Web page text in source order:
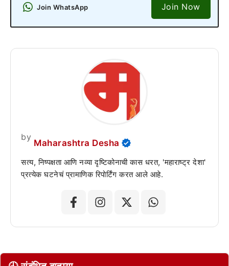
Join WhatsApp Join Now
by
Maharashtra Desha
सत्य, निष्पक्षता आणि नव्या दृष्टिकोनाची कास धरत, 'महाराष्ट्र देशा'
प्रत्येक घटनेचं प्रामाणिक रिपोर्टिंग करत आले आहे.